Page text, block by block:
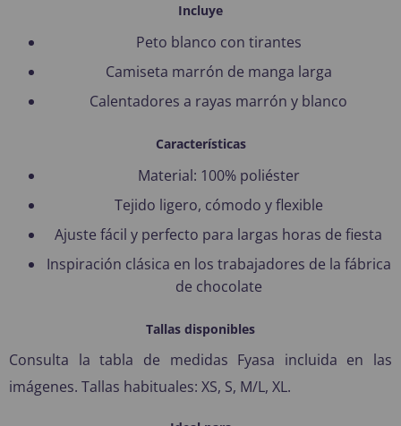
Incluye
Peto blanco con tirantes
Camiseta marrón de manga larga
Calentadores a rayas marrón y blanco
Características
Material: 100% poliéster
Tejido ligero, cómodo y flexible
Ajuste fácil y perfecto para largas horas de fiesta
Inspiración clásica en los trabajadores de la fábrica
de chocolate
Tallas disponibles
Consulta la tabla de medidas Fyasa incluida en las
imágenes. Tallas habituales: XS, S, M/L, XL.